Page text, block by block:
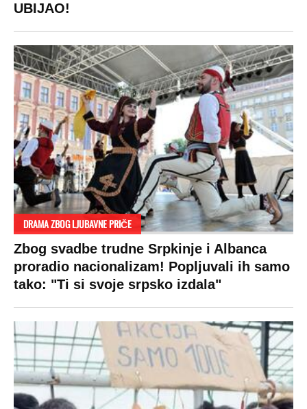
UBIJAO!
DRAMA ZBOG LJUBAVNE PRIČE
Zbog svadbe trudne Srpkinje i Albanca
proradio nacionalizam! Popljuvali ih samo
tako: "Ti si svoje srpsko izdala"